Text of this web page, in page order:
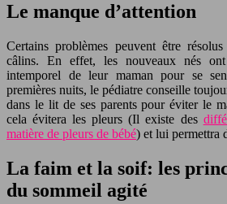
Le manque d’attention
Certains problèmes peuvent être
câlins. En effet, les nouveaux nés
intemporel de leur maman pour se
premières nuits, le pédiatre conseille
dans le lit de ses parents pour éviter le
cela évitera les pleurs (Il existe des
matière de pleurs de bébé) et lui permettra
La faim et la soif: les
du sommeil agité